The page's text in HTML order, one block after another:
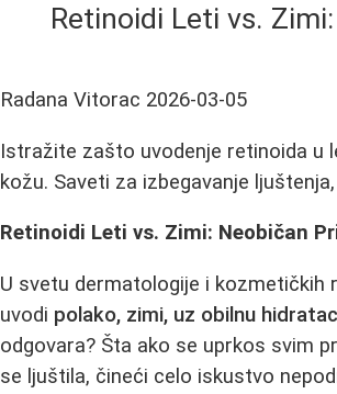
Retinoidi Leti vs.
Radana Vitorac 2026-03-05
Istražite zašto uvodenje retinoida u
kožu. Saveti za izbegavanje
Retinoidi Leti vs. Zimi: Neobičan
U svetu dermatologije i kozmetičkih
uvodi polako, zimi, uz obilnu
odgovara? Šta ako se uprkos svim
se ljuštila, čineći celo iskustvo